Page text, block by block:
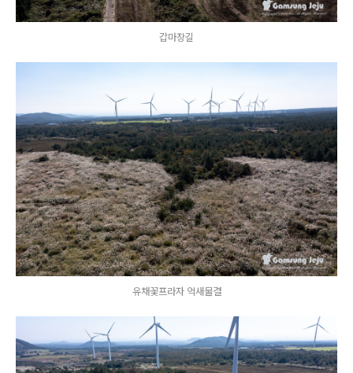
갑마장길
유채꽃프라자 억새물결